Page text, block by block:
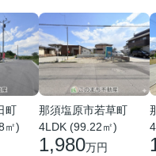
町
㎡)
那須塩原市若草町
4LDK (99.22㎡)
1,980万円